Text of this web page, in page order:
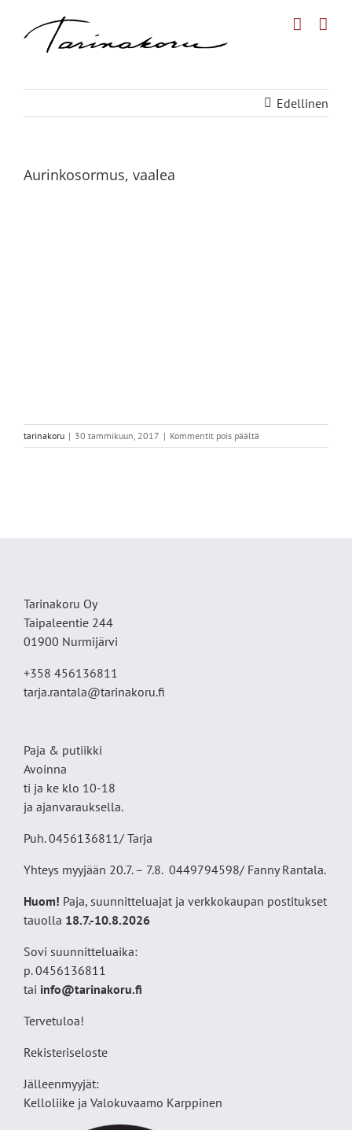
Edellinen
Aurinkosormus, vaalea
tarinakoru | 30 tammikuun, 2017 | Kommentit pois päältä
Aurinkosormus,
Tarinakoru Oy
Taipaleentie 244
01900 Nurmijärvi
+358 456136811
tarja.rantala@tarinakoru.fi
Paja & putiikki
Avoinna
ti ja ke klo 10-18
ja ajanvarauksella.
Puh. 0456136811/ Tarja
Yhteys myyjään 20.7. – 7.8. 0449794598/ Fanny Rantala.
Huom! Paja, suunnitteluajat ja verkkokaupan postitukset
tauolla 18.7.-10.8.2026
Sovi suunnitteluaika:
p. 0456136811
tai info@tarinakoru.fi
Tervetuloa!
Rekisteriseloste
Jälleenmyyjät:
Kelloliike ja Valokuvaamo Karppinen